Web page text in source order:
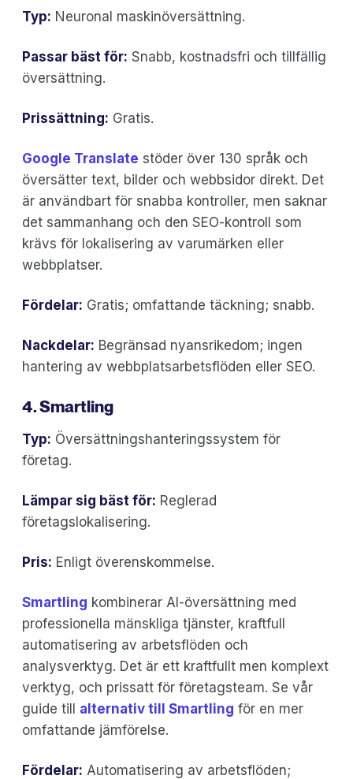
Typ: Neuronal maskinöversättning.
Passar bäst för: Snabb, kostnadsfri och tillfällig
översättning.
Prissättning: Gratis.
Google Translate stöder över 130 språk och
översätter text, bilder och webbsidor direkt. Det
är användbart för snabba kontroller, men saknar
det sammanhang och den SEO-kontroll som
krävs för lokalisering av varumärken eller
webbplatser.
Fördelar: Gratis; omfattande täckning; snabb.
Nackdelar: Begränsad nyansrikedom; ingen
hantering av webbplatsarbetsflöden eller SEO.
4. Smartling
Typ: Översättningshanteringssystem för
företag.
Lämpar sig bäst för: Reglerad
företagslokalisering.
Pris: Enligt överenskommelse.
Smartling kombinerar AI-översättning med
professionella mänskliga tjänster, kraftfull
automatisering av arbetsflöden och
analysverktyg. Det är ett kraftfullt men komplext
verktyg, och prissatt för företagsteam. Se vår
guide till alternativ till Smartling för en mer
omfattande jämförelse.
Fördelar: Automatisering av arbetsflöden;